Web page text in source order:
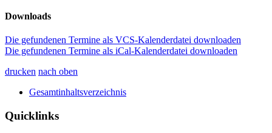
Downloads
Die gefundenen Termine als VCS-Kalenderdatei downloaden
Die gefundenen Termine als iCal-Kalenderdatei downloaden
drucken nach oben
Gesamtinhaltsverzeichnis
Quicklinks